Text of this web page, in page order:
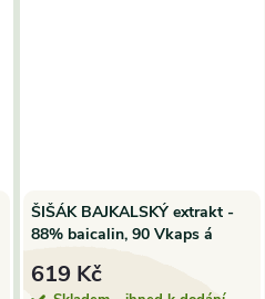
ŠIŠÁK BAJKALSKÝ extrakt -
88% baicalin, 90 Vkaps á
619 Kč